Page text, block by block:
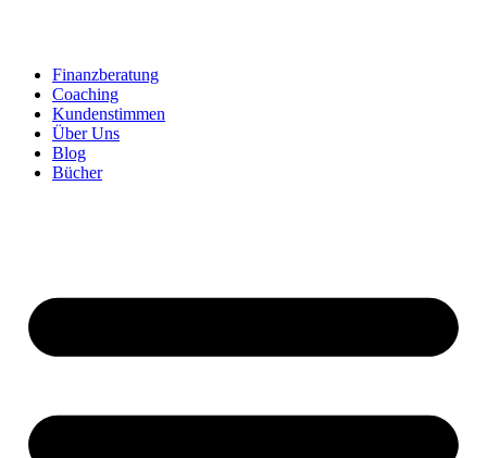
Finanzberatung
Coaching
Kundenstimmen
Über Uns
Blog
Bücher